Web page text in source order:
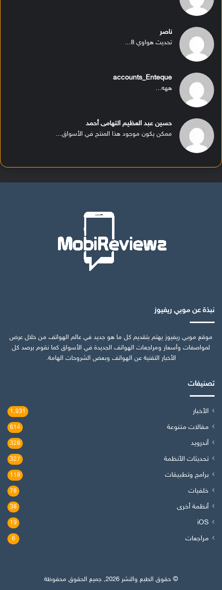
ناصر
تحديث هواوي 8...
accounts_Enteque
ههه...
حسين عبد العظيم التهامى أحمد
ممكن يكون موجود هذا المنتج في الأسواق...
نبذة عن موبي ريفيوز
موقع موبي ريفيوز يهتم بتقديم كل ما هو جديد في عالم الهواتف من خلال عرض
لمواصفات وأسعار ومراجعات الهواتف الجديدة في الأسواق كما نقوم برصد كل
الأخبار التقنية عن الهواتف وبعض الشروحات الهامة.
تصنيفات
الأخبار 1٬931
مقالات متنوعة 614
أندرويد 328
تحديثات الأنظمة 327
برامج وتطبيقات 118
خلفيات 78
أنظمة أخرى 38
iOS
19
مراجعات 6
© حقوق الطبع والنشر 2026, جميع الحقوق محفوظة